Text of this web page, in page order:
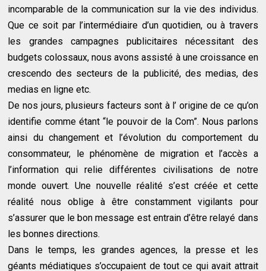
incomparable de la communication sur la vie des individus.
Que ce soit par l’intermédiaire d’un quotidien, ou à travers
les grandes campagnes publicitaires nécessitant des
budgets colossaux, nous avons assisté à une croissance en
crescendo des secteurs de la publicité, des medias, des
medias en ligne etc.
De nos jours, plusieurs facteurs sont à l’ origine de ce qu’on
identifie comme étant “le pouvoir de la Com”. Nous parlons
ainsi du changement et l’évolution du comportement du
consommateur, le phénomène de migration et l’accès a
l’information qui relie différentes civilisations de notre
monde ouvert. Une nouvelle réalité s’est créée et cette
réalité nous oblige à être constamment vigilants pour
s’assurer que le bon message est entrain d’être relayé dans
les bonnes directions.
Dans le temps, les grandes agences, la presse et les
géants médiatiques s’occupaient de tout ce qui avait attrait